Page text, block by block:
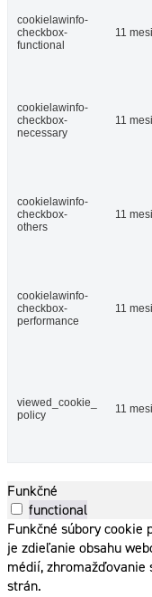
cookielawinfo-
checkbox-
functional
11
cookielawinfo-
checkbox-
necessary
11
cookielawinfo-
checkbox-
others
11
cookielawinfo-
checkbox-
performance
11
viewed_cookie_
policy
11
Funkčné
functional
Funkčné súbory cookie
je zdieľanie obsahu
médií,
strán.